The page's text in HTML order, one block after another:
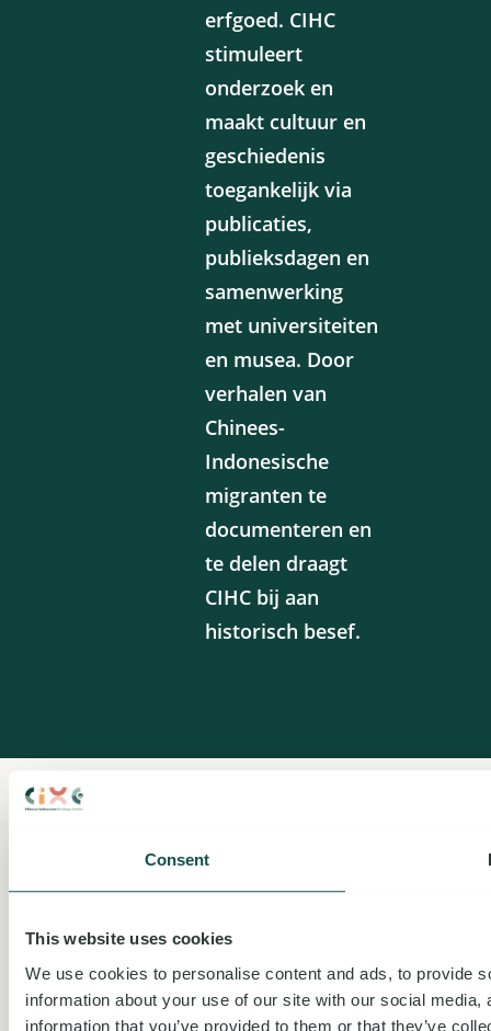
Consent
This website uses cookies
We use cookies to personalise content and ads, to provide
information about your use of our site with our social
information that you’ve provided to them or that they’ve
erfgoed. CIHC
stimuleert
onderzoek en
maakt cultuur en
geschiedenis
toegankelijk via
publicaties,
publieksdagen en
samenwerking
met universiteiten
en musea. Door
verhalen van
Chinees-
Indonesische
migranten te
documenteren en
te delen draagt
CIHC bij aan
historisch besef.